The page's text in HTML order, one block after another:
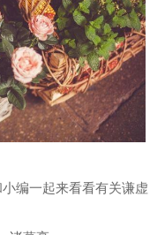
编一起来看看有关谦虚